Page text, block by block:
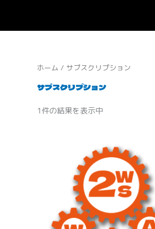
を
ホーム / サブスクリプション
サブスクリプション
1件の結果を表示中